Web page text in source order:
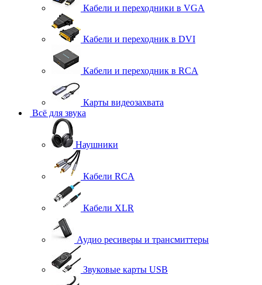
Кабели и переходники в VGA
Кабели и переходник в DVI
Кабели и переходник в RCA
Карты видеозахвата
Всё для звука
Наушники
Кабели RCA
Кабели XLR
Аудио ресиверы и трансмиттеры
Звуковые карты USB